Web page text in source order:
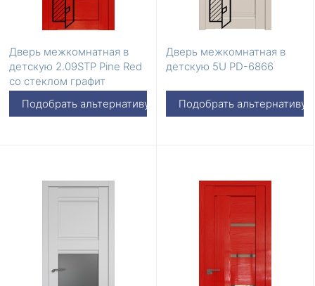
Дверь межкомнатная в
детскую 2.09STP Pine Red
со стеклом графит
Подобрать альтернативу
Дверь межкомнатная в
детскую 5U PD-6866
Подобрать альтернативу